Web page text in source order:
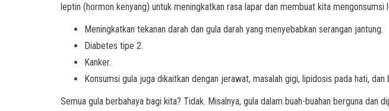
leptin (hormon kenyang) untuk meningkatkan rasa lapar dan membuat kita
Meningkatkan tekanan darah dan gula darah yang menyebabkan serangan jantung.
Diabetes tipe 2.
Kanker.
Konsumsi gula juga dikaitkan dengan jerawat, masalah gigi, lipidosis pada hati, dan
Semua gula berbahaya bagi kita? Tidak. Misalnya, gula dalam buah-buahan berguna